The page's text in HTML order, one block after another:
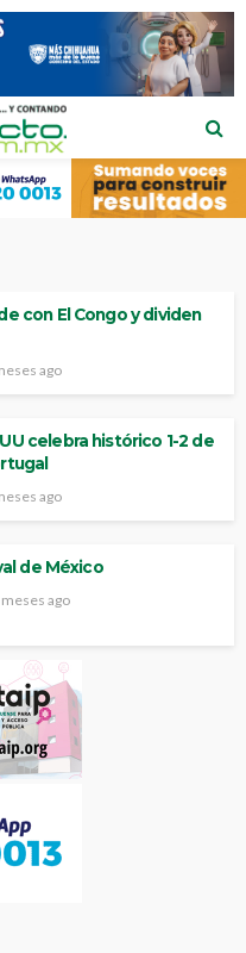
con El Congo y dividen
ago
celebra histórico 1-2 de
ago
de México
meses ago